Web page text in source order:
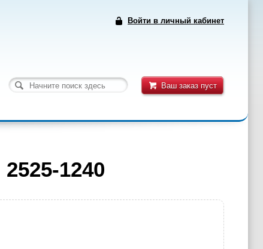
Войти в личный кабинет
Ваш заказ пуст
1240